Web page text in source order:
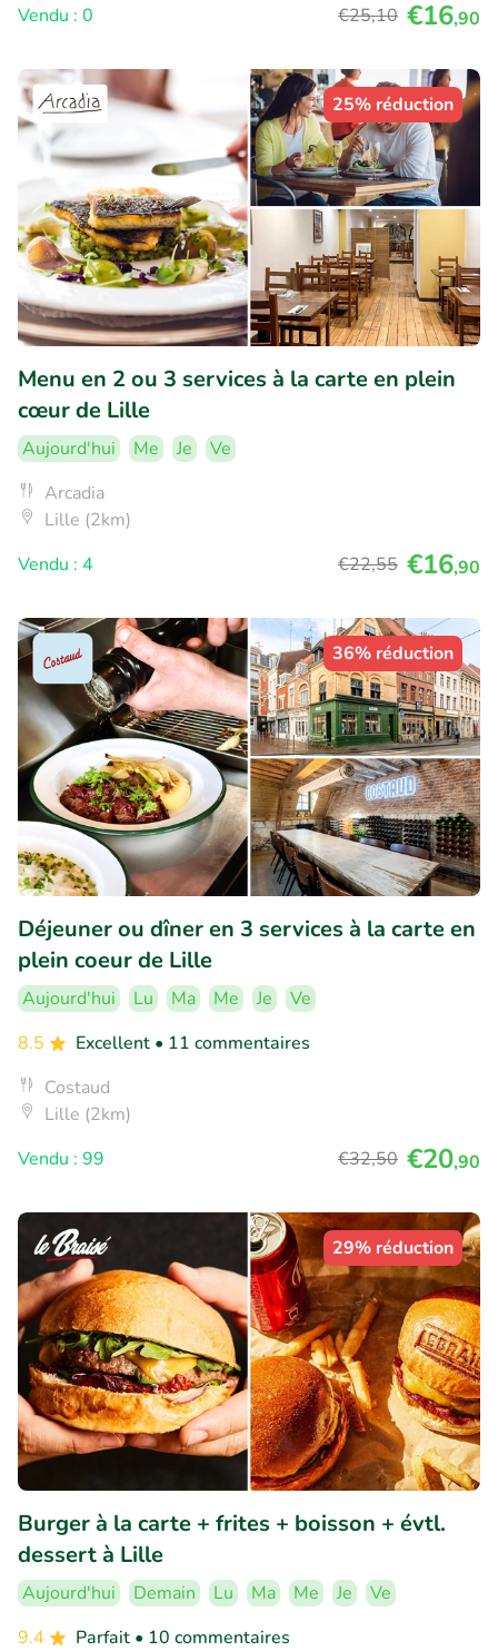
Vendu : 0 €25,10 €16,90
25% réduction
Menu en 2 ou 3 services à la carte en plein
cœur de Lille
Aujourd'hui Me Je
Ve
Arcadia
Lille (2km)
Vendu : 4
€22,55 €16,90
36% réduction
Déjeuner ou dîner en 3 services à la carte en
plein coeur de Lille
Aujourd'hui Lu Ma Me Je
Ve
8.5
Excellent • 11 commentaires
Costaud
Lille (2km)
Vendu : 99
€32,50 €20,90
29% réduction
Burger à la carte + frites + boisson + évtl.
dessert à Lille
Aujourd'hui Demain Lu Ma Me Je
Ve
9.4
Parfait • 10 commentaires